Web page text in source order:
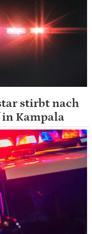
stirbt nach
Kampala